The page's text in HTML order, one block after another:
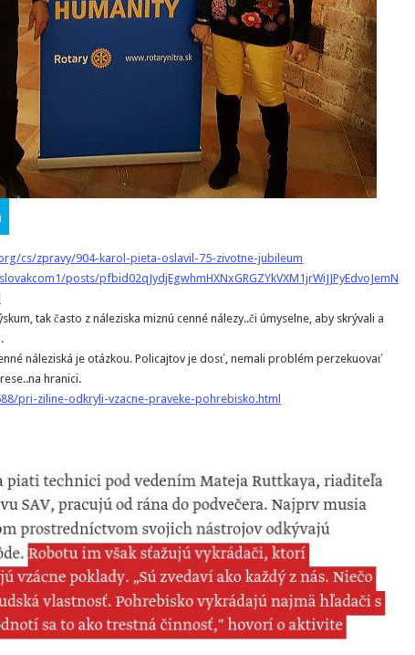
cs/zpravy/904-karol-pieta-oslavil-75-zivotne-jubileum
posts/pfbid02qJydjEgwhmHXNxGRGZYkVXM1jrWiJJPyEdvoJemN
tak často z náleziska miznú cenné nálezy..či úmyselne, aby skrývali a
náleziská je otázkou. Policajtov je dosť, nemali problém perzekuovať
hranici.
pri-ziline-odkryli-vzacne-praveke-pohrebisko.html